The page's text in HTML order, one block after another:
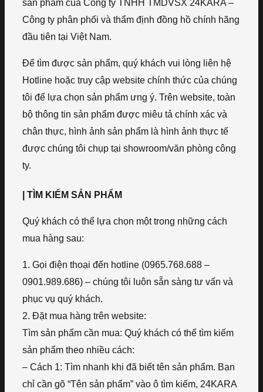
sản phẩm của Công ty TNHH TMDVSX 24KARA –
Công ty phân phối và thẩm định đồng hồ chính hãng
đầu tiên tại Việt Nam.
Để tìm được sản phẩm, quý khách vui lòng liên hệ
Hotline hoặc truy cập website chính thức của chúng
tôi để lựa chọn sản phẩm ưng ý. Trên website, toàn
bộ thông tin sản phẩm được miêu tả chính xác và
chân thực, hình ảnh sản phẩm là hình ảnh thực tế
được chúng tôi chụp tại showroom/văn phòng công
ty.
| TÌM KIẾM SẢN PHẨM
Quý khách có thể lựa chọn một trong những cách
mua hàng sau:
1. Gọi điện thoại đến hotline (0965.768.688 –
0901.989.686) – chúng tôi luôn sẵn sàng tư vấn và
phục vụ quý khách.
2. Đặt mua hàng trên website:
Tìm sản phẩm cần mua: Quý khách có thể tìm kiếm
sản phẩm theo nhiều cách:
– Cách 1: Tìm nhanh khi đã biết tên sản phẩm. Bạn
chỉ cần gõ “Tên sản phẩm” vào ô tìm kiếm, 24KARA